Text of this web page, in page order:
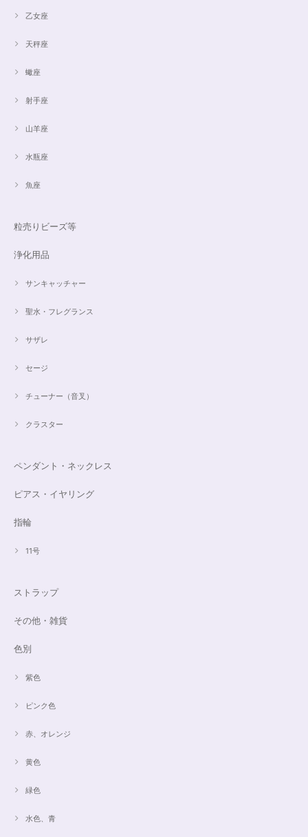
乙女座
天秤座
蠍座
射手座
山羊座
水瓶座
魚座
粒売りビーズ等
浄化用品
サンキャッチャー
聖水・フレグランス
サザレ
セージ
チューナー（音叉）
クラスター
ペンダント・ネックレス
ピアス・イヤリング
指輪
11号
ストラップ
その他・雑貨
色別
紫色
ピンク色
赤、オレンジ
黄色
緑色
水色、青